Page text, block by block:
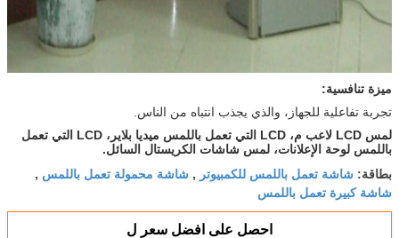
ميزة تنافسية:
تجربة تفاعلية للجهاز، والذي يجذب انتباه من الناس.
لمس LCD لاعب م، LCD التي تعمل باللمس ميديا بلاير، LCD التي تعمل
باللمس لوحة الإعلانات، لمس شاشات الكريستال السائل.
بطاقة: شاشة تعمل باللمس للكمبيوتر , شاشة محمولة تعمل باللمس ,
شاشة كبيرة تعمل باللمس
احصل على افضل سعر ل